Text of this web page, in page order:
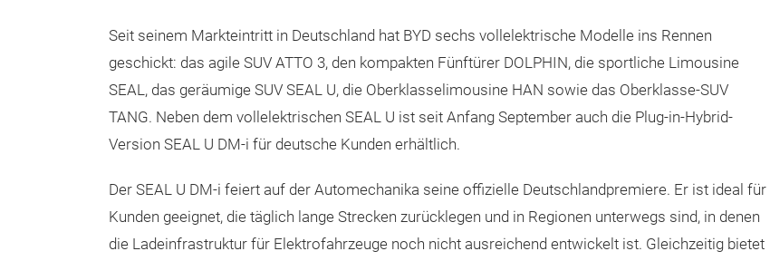
Seit seinem Markteintritt in Deutschland hat BYD sechs vollelektrische Modelle ins Rennen
geschickt: das agile SUV ATTO 3, den kompakten Fünftürer DOLPHIN, die sportliche Limousine
SEAL, das geräumige SUV SEAL U, die Oberklasselimousine HAN sowie das Oberklasse-SUV
TANG. Neben dem vollelektrischen SEAL U ist seit Anfang September auch die Plug-in-Hybrid-
Version SEAL U DM-i für deutsche Kunden erhältlich.
Der SEAL U DM-i feiert auf der Automechanika seine offizielle Deutschlandpremiere. Er ist ideal für
Kunden geeignet, die täglich lange Strecken zurücklegen und in Regionen unterwegs sind, in denen
die Ladeinfrastruktur für Elektrofahrzeuge noch nicht ausreichend entwickelt ist. Gleichzeitig bietet